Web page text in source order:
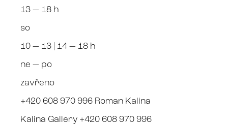
13 — 18 h
so
10 — 13 | 14 — 18 h
ne — po
zavřeno
+420 608 970 996 Roman Kalina
Kalina Gallery +420 608 970 996